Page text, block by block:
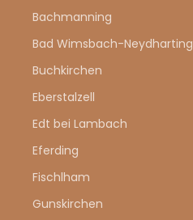
Bachmanning
Bad Wimsbach-Neydharting
Buchkirchen
Eberstalzell
Edt bei Lambach
Eferding
Fischlham
Gunskirchen